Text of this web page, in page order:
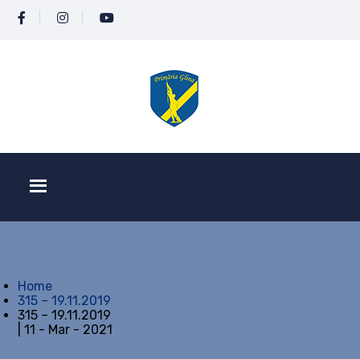
Home
315 – 19.11.2019
315 – 19.11.2019
| 11 - Mar - 2021